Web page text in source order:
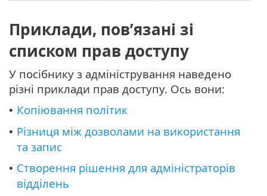
Приклади, пов’язані зі
списком прав доступу
У посібнику з адміністрування наведено
різні приклади прав доступу. Ось вони:
• Копіювання політик
• Різниця між дозволами на використання
та запис
• Створення рішення для адміністраторів
відділень